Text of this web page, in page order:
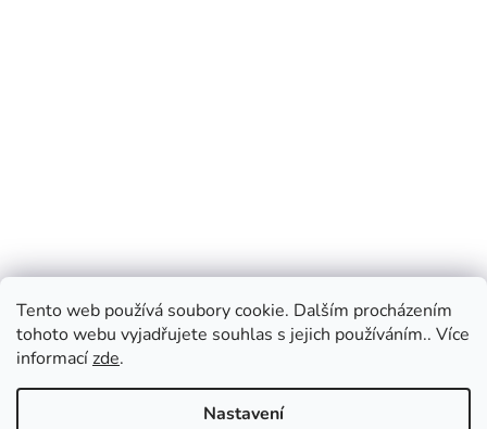
Tento web používá soubory cookie. Dalším procházením
tohoto webu vyjadřujete souhlas s jejich používáním.. Více
informacízde.
Nastavení